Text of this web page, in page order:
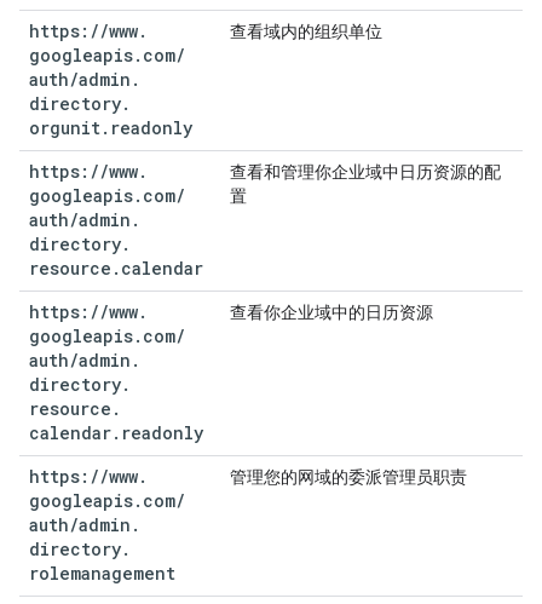
https: //www.
googleapis. com/
auth/admin .
directory.
orgunit. readonly
查看域内的组织单位
https: //www.
googleapis. com/
auth/admin .
directory.
resource . calendar
查看和管理你企业域中日历资源的配
置
https: //www.
googleapis. com/
auth/admin .
directory.
resource .
calendar. readonly
查看你企业域中的日历资源
https: //www.
googleapis. com/
auth/admin .
directory.
rolemanagement
管理您的网域的委派管理员职责